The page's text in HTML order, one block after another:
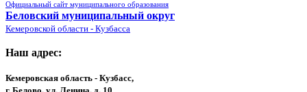
Официальный сайт муниципального образования
Беловский муниципальный округ
Кемеровской области - Кузбасса
Наш адрес:
Кемеровская область - Кузбасс,